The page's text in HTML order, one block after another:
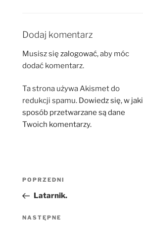
Dodaj komentarz
Musisz się zalogować, aby móc
dodać komentarz.
Ta strona używa Akismet do
redukcji spamu. Dowiedz się, w jaki
sposób przetwarzane są dane
Twoich komentarzy.
Nawigacja
Poprzedni
wpis
POPRZEDNI
Latarnik.
Następny
NASTĘPNE